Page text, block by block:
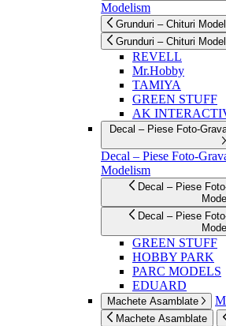
Modelism
Grunduri – Chituri
Grunduri – Chituri
REVELL
Mr.Hobby
TAMIYA
GREEN STUFF
AK
Decal – Piese Foto-
Decal – Piese Foto-
Modelism
Decal – Piese Foto-Gravate și Zimmerit
Decal – Piese Foto-Gravate și Zimmerit
GREEN STUFF
HOBBY PARK
PARC MODELS
EDUARD
Machete Asamblate
Machete Asamblate